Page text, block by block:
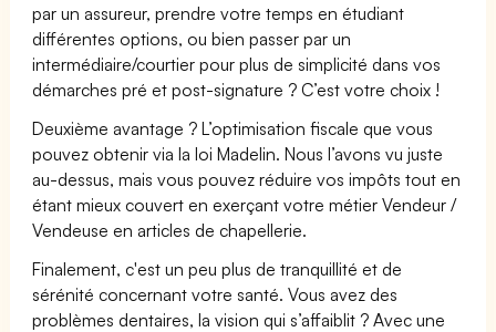
par un assureur, prendre votre temps en étudiant
différentes options, ou bien passer par un
intermédiaire/courtier pour plus de simplicité dans vos
démarches pré et post-signature ? C’est votre choix !
Deuxième avantage ? L’optimisation fiscale que vous
pouvez obtenir via la loi Madelin. Nous l’avons vu juste
au-dessus, mais vous pouvez réduire vos impôts tout en
étant mieux couvert en exerçant votre métier Vendeur /
Vendeuse en articles de chapellerie.
Finalement, c'est un peu plus de tranquillité et de
sérénité concernant votre santé. Vous avez des
problèmes dentaires, la vision qui s’affaiblit ? Avec une